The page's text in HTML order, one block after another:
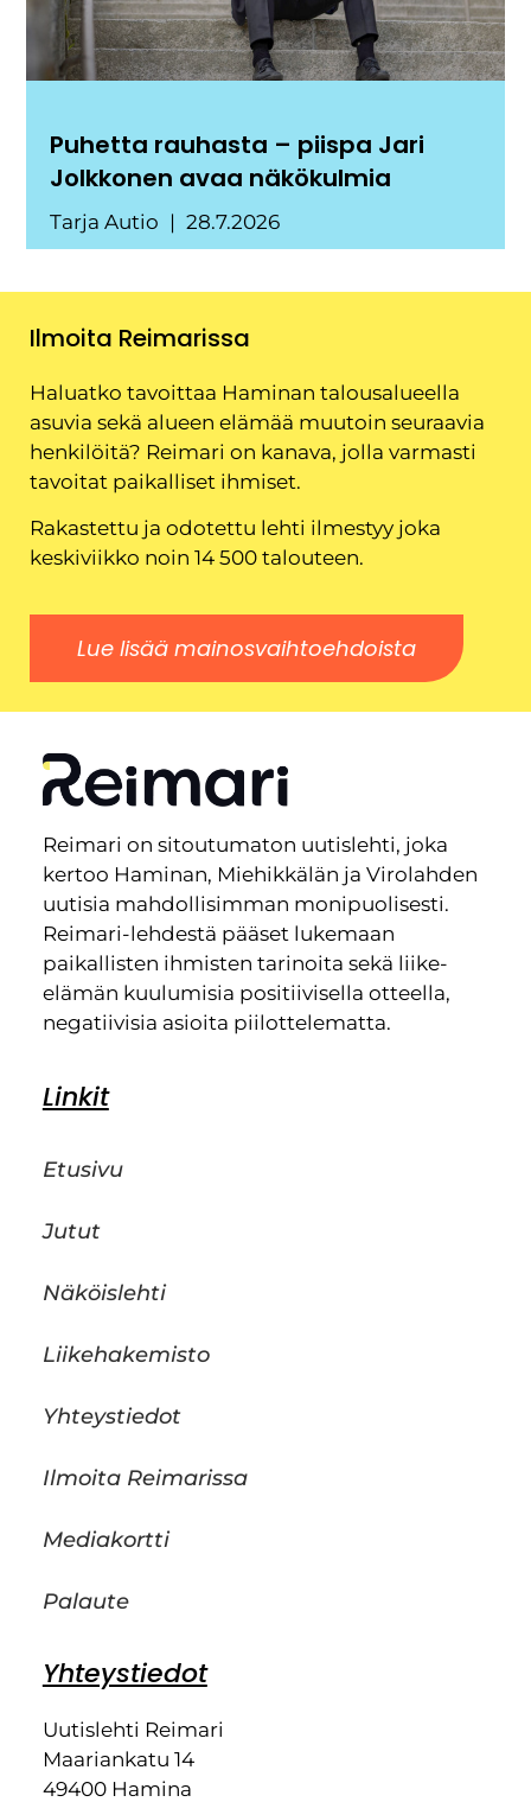
Puhetta rauhasta – piispa Jari
Jolkkonen avaa näkökulmia
Tarja Autio 28.7.2026
Ilmoita Reimarissa
Haluatko tavoittaa Haminan talousalueella
asuvia sekä alueen elämää muutoin seuraavia
henkilöitä? Reimari on kanava, jolla varmasti
tavoitat paikalliset ihmiset.
Rakastettu ja odotettu lehti ilmestyy joka
keskiviikko noin 14 500 talouteen.
Lue lisää mainosvaihtoehdoista
Reimari on sitoutumaton uutislehti, joka
kertoo Haminan, Miehikkälän ja Virolahden
uutisia mahdollisimman monipuolisesti.
Reimari-lehdestä pääset lukemaan
paikallisten ihmisten tarinoita sekä liike-
elämän kuulumisia positiivisella otteella,
negatiivisia asioita piilottelematta.
Linkit
Etusivu
Jutut
Näköislehti
Liikehakemisto
Yhteystiedot
Ilmoita Reimarissa
Mediakortti
Palaute
Yhteystiedot
Uutislehti Reimari
Maariankatu 14
49400 Hamina